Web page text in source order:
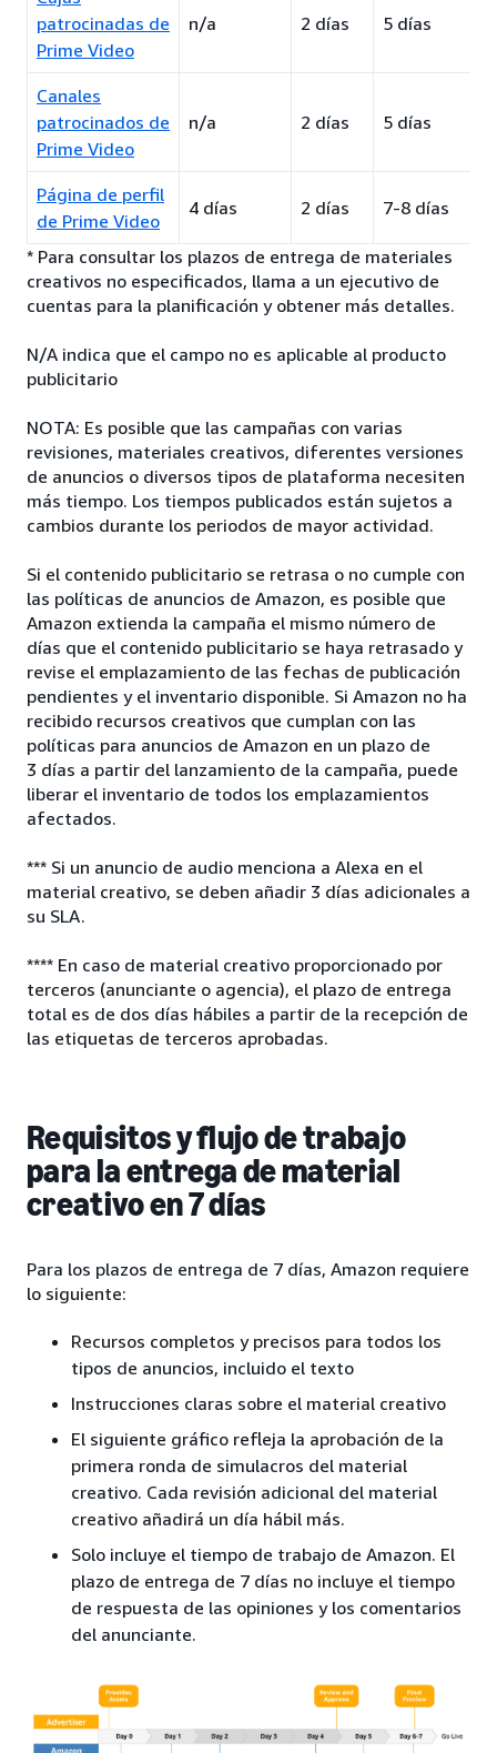
patrocinadas de
Prime Video
n/a 2 días 5 días
Canales
patrocinados de
Prime Video
n/a 2 días 5 días
Página de perfil
de Prime Video
4 días 2 días 7-8 días
* Para consultar los plazos de entrega de materiales
creativos no especificados, llama a un ejecutivo de
cuentas para la planificación y obtener más detalles.
N/A indica que el campo no es aplicable al producto
publicitario
NOTA: Es posible que las campañas con varias
revisiones, materiales creativos, diferentes versiones
de anuncios o diversos tipos de plataforma necesiten
más tiempo. Los tiempos publicados están sujetos a
cambios durante los periodos de mayor actividad.
Si el contenido publicitario se retrasa o no cumple con
las políticas de anuncios de Amazon, es posible que
Amazon extienda la campaña el mismo número de
días que el contenido publicitario se haya retrasado y
revise el emplazamiento de las fechas de publicación
pendientes y el inventario disponible. Si Amazon no ha
recibido recursos creativos que cumplan con las
políticas para anuncios de Amazon en un plazo de
3 días a partir del lanzamiento de la campaña, puede
liberar el inventario de todos los emplazamientos
afectados.
*** Si un anuncio de audio menciona a Alexa en el
material creativo, se deben añadir 3 días adicionales a
su SLA.
**** En caso de material creativo proporcionado por
terceros (anunciante o agencia), el plazo de entrega
total es de dos días hábiles a partir de la recepción de
las etiquetas de terceros aprobadas.
Requisitos y flujo de trabajo
para la entrega de material
creativo en 7 días
Para los plazos de entrega de 7 días, Amazon requiere
lo siguiente:
Recursos completos y precisos para todos los
tipos de anuncios, incluido el texto
Instrucciones claras sobre el material creativo
El siguiente gráfico refleja la aprobación de la
primera ronda de simulacros del material
creativo. Cada revisión adicional del material
creativo añadirá un día hábil más.
Solo incluye el tiempo de trabajo de Amazon. El
plazo de entrega de 7 días no incluye el tiempo
de respuesta de las opiniones y los comentarios
del anunciante.